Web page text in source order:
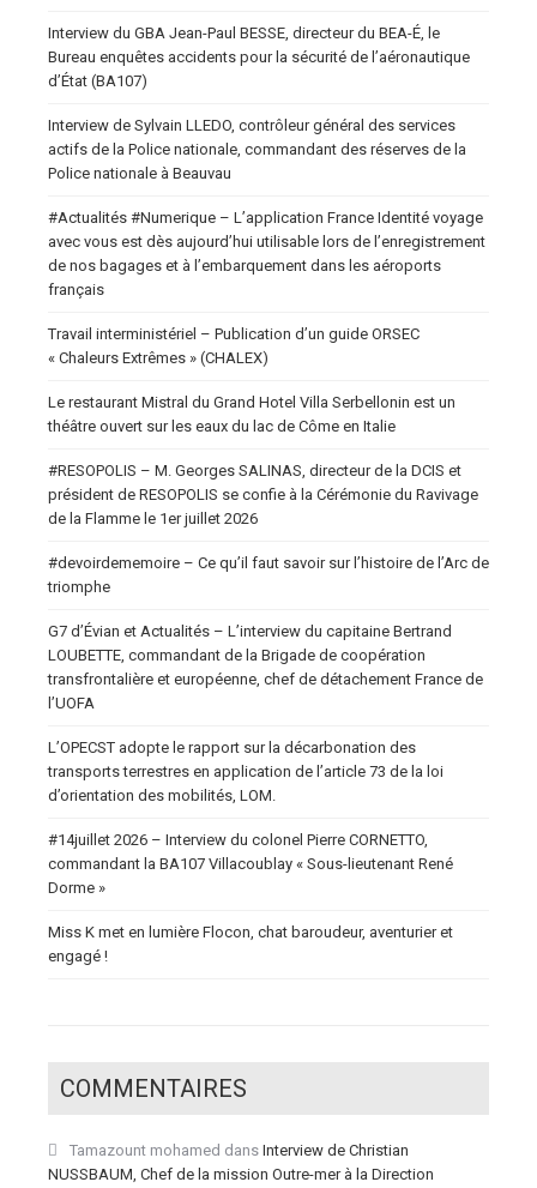
Interview du GBA Jean-Paul BESSE, directeur du BEA-É, le
Bureau enquêtes accidents pour la sécurité de l’aéronautique
d’État (BA107)
Interview de Sylvain LLEDO, contrôleur général des services
actifs de la Police nationale, commandant des réserves de la
Police nationale à Beauvau
#Actualités #Numerique – L’application France Identité voyage
avec vous est dès aujourd’hui utilisable lors de l’enregistrement
de nos bagages et à l’embarquement dans les aéroports
français
Travail interministériel – Publication d’un guide ORSEC
« Chaleurs Extrêmes » (CHALEX)
Le restaurant Mistral du Grand Hotel Villa Serbellonin est un
théâtre ouvert sur les eaux du lac de Côme en Italie
#RESOPOLIS – M. Georges SALINAS, directeur de la DCIS et
président de RESOPOLIS se confie à la Cérémonie du Ravivage
de la Flamme le 1er juillet 2026
#devoirdememoire – Ce qu’il faut savoir sur l’histoire de l’Arc de
triomphe
G7 d’Évian et Actualités – L’interview du capitaine Bertrand
LOUBETTE, commandant de la Brigade de coopération
transfrontalière et européenne, chef de détachement France de
l’UOFA
L’OPECST adopte le rapport sur la décarbonation des
transports terrestres en application de l’article 73 de la loi
d’orientation des mobilités, LOM.
#14juillet 2026 – Interview du colonel Pierre CORNETTO,
commandant la BA107 Villacoublay « Sous-lieutenant René
Dorme »
Miss K met en lumière Flocon, chat baroudeur, aventurier et
engagé !
COMMENTAIRES
Tamazount mohamed dans Interview de Christian
NUSSBAUM, Chef de la mission Outre-mer à la Direction